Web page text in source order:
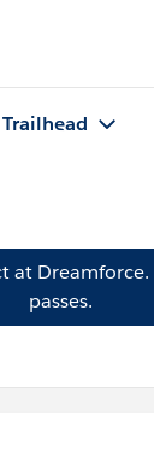
Trailhead
at Dreamforce.
passes.